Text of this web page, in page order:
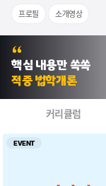
프로필 소개영상
핵심 내용만 쏙쏙
적중 법학개론
커리큘럼
EVENT
감사합니다
경비지도사
어려운내용 이해하
경비지도사열강하